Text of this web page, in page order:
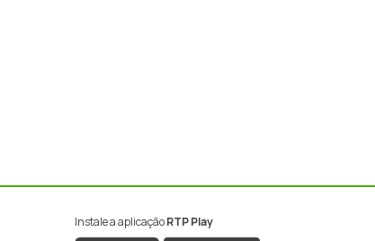
Instale a aplicaçãoRTP Play